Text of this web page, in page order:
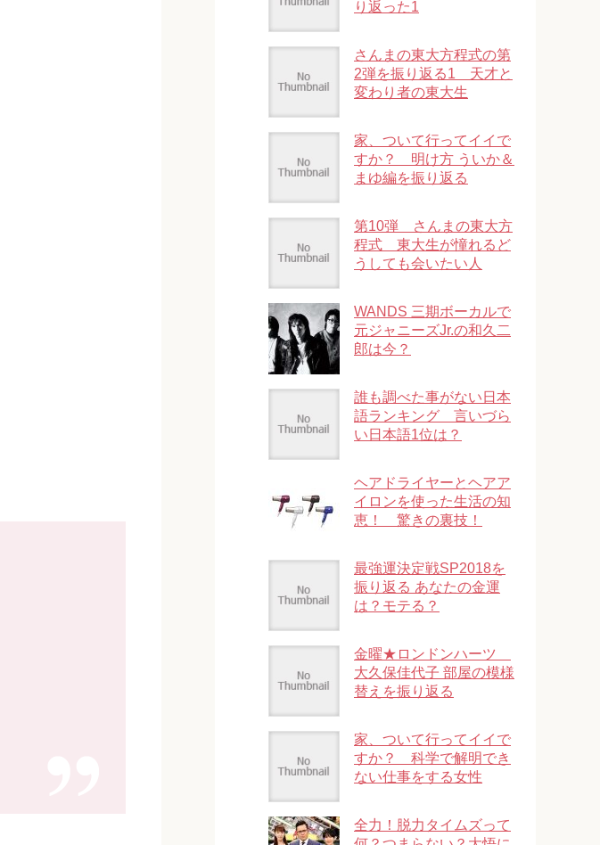
り返った1
さんまの東大方程式の第
2弾を振り返る1 天才と
変わり者の東大生
家、ついて行ってイイで
すか？ 明け方 ういか＆
まゆ編を振り返る
第10弾 さんまの東大方
程式 東大生が憧れるど
うしても会いたい人
WANDS 三期ボーカルで
元ジャニーズJr.の和久二
郎は今？
誰も調べた事がない日本
語ランキング 言いづら
い日本語1位は？
ヘアドライヤーとヘアア
イロンを使った生活の知
恵！ 驚きの裏技！
最強運決定戦SP2018を
振り返る あなたの金運
は？モテる？
金曜★ロンドンハーツ
大久保佳代子 部屋の模様
替えを振り返る
家、ついて行ってイイで
すか？ 科学で解明でき
ない仕事をする女性
全力！脱力タイムズって